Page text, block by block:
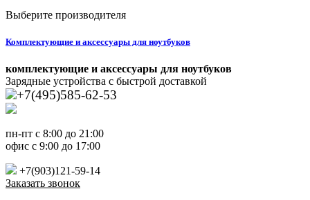
Выберите производителя
Комплектующие и аксессуары для ноутбуков
комплектующие и аксессуары для ноутбуков
Зарядные устройства с быстрой доставкой
+7(495)585-62-53
пн-пт с 8:00 до 21:00
офис с 9:00 до 17:00
+7(903)121-59-14
Заказать звонок